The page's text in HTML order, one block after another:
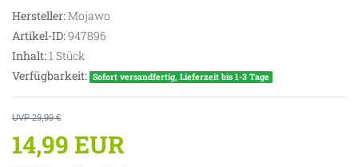
Hersteller:Mojawo
Artikel-ID:947896
Inhalt:1 Stück
Verfügbarkeit: Sofort versandfertig, Lieferzeit bis 1-3 Tage
UVP 29,99 €
14,99 EUR